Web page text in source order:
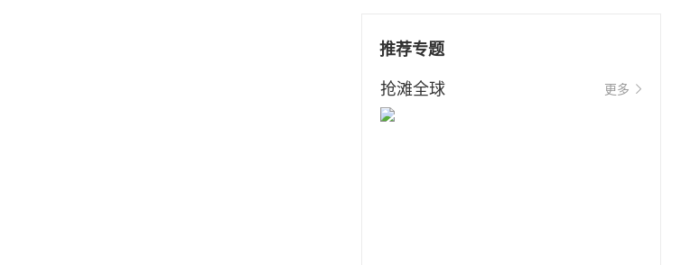
推荐专题
抢滩全球 更多